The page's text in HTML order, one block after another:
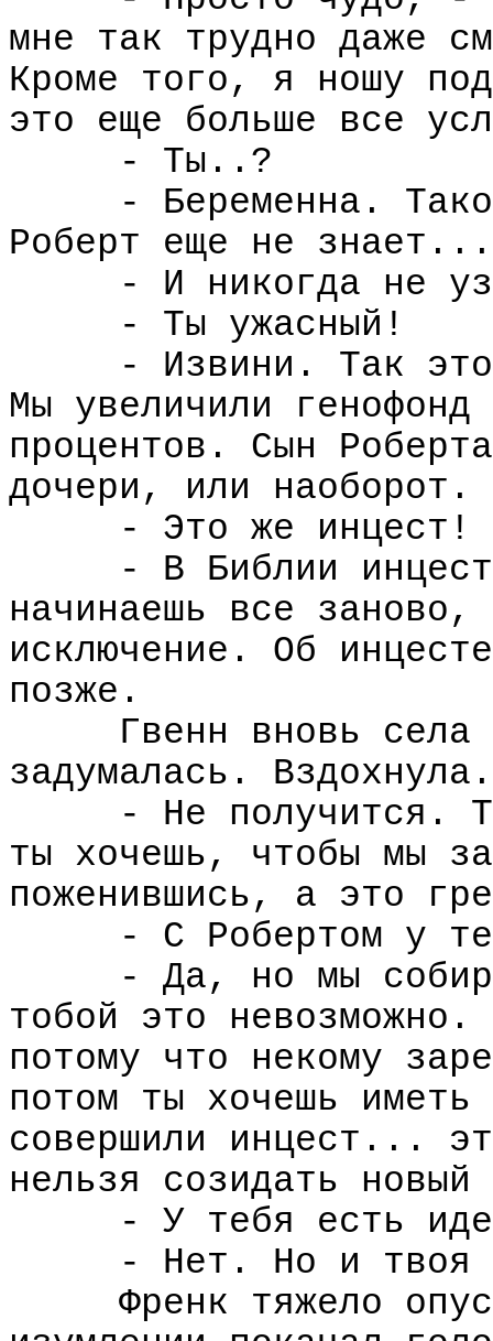
мне так трудно даже
Кроме того, я ношу
это еще больше все
- Ты..?
- Беременна.
Роберт еще не знает...
- И никогда не
- Ты ужасный!
- Извини. Так
Мы увеличили
процентов. Сын
дочери, или наоборот.
- Это же инцест!
- В Библии
начинаешь все
исключение. Об
позже.
Гвенн вновь
задумалась. Вздохнула.
- Не получится.
ты хочешь, чтобы мы
поженившись, а это
- С Робертом у
- Да, но мы
тобой это
потому что некому
потом ты хочешь
совершили инцест...
нельзя созидать
- У тебя есть
- Нет. Но и твоя
Френк тяжело